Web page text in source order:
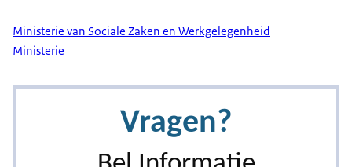
Ministerie van Sociale Zaken en Werkgelegenheid
Ministerie